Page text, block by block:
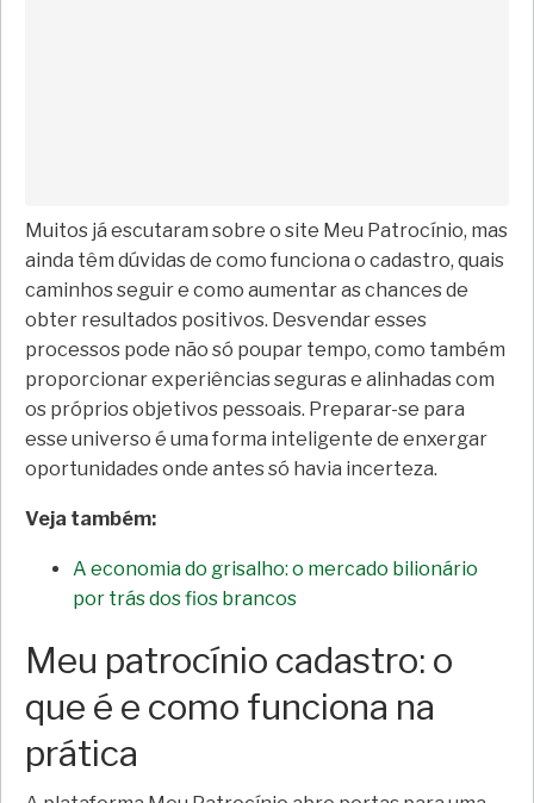
Muitos já escutaram sobre o site Meu Patrocínio, mas
ainda têm dúvidas de como funciona o cadastro, quais
caminhos seguir e como aumentar as chances de
obter resultados positivos. Desvendar esses
processos pode não só poupar tempo, como também
proporcionar experiências seguras e alinhadas com
os próprios objetivos pessoais. Preparar-se para
esse universo é uma forma inteligente de enxergar
oportunidades onde antes só havia incerteza.
Veja também:
A economia do grisalho: o mercado bilionário
por trás dos fios brancos
Meu patrocínio cadastro: o
que é e como funciona na
prática